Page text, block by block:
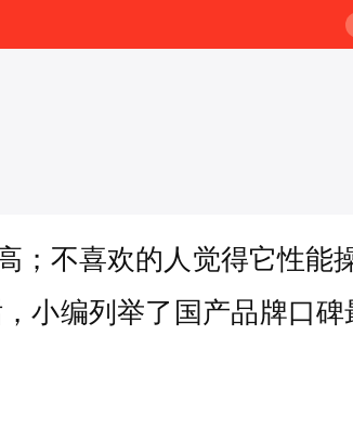
；不喜欢的人觉得它性能
小编列举了国产品牌口碑